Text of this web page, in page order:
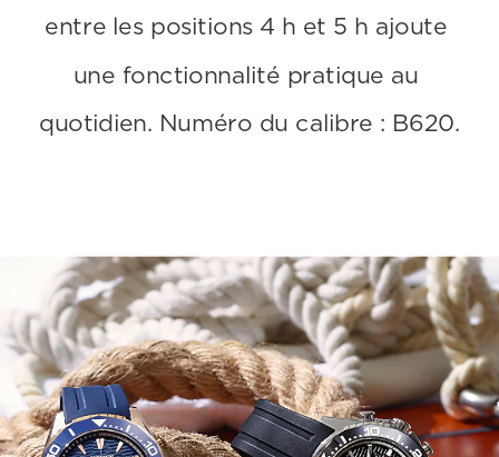
entre les positions 4 h et 5 h ajoute
une fonctionnalité pratique au
quotidien. Numéro du calibre : B620.